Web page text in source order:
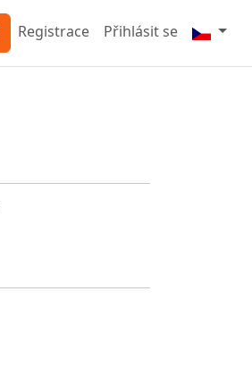
Registrace Přihlásit se